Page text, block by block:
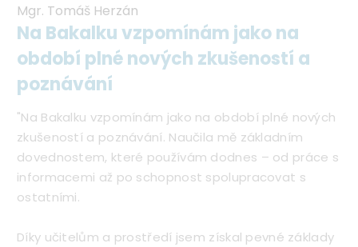
Mgr. Tomáš Herzán
Na Bakalku vzpomínám jako na
období plné nových zkušeností a
poznávání
"Na Bakalku vzpomínám jako na období plné nových
zkušeností a poznávání. Naučila mě základním
dovednostem, které používám dodnes – od práce s
informacemi až po schopnost spolupracovat s
ostatními.
Díky učitelům a prostředí jsem získal pevné základy